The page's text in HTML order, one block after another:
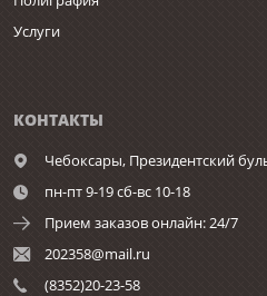
Услуги
КОНТАКТЫ
Чебоксары, Президентский
пн-пт 9-19 сб-вс 10-18
Прием заказов онлайн: 24/7
202358@mail.ru
(8352)20-23-58